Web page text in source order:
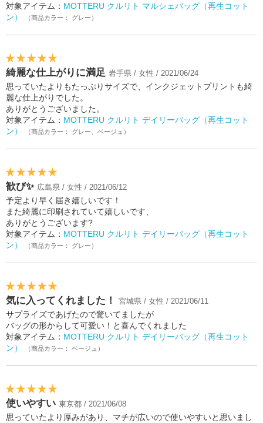
対象アイテム： MOTTERU クルリト マルシェバッグ（再生コット
ン）
（商品カラー： グレー）
綺麗な仕上がりに満足 岩手県 / 女性 / 2021/06/24
思っていたよりもたっぷりサイズで、インクジェットプリントも綺
麗な仕上がりでした。
ありがとうございました。
対象アイテム： MOTTERU クルリト デイリーバッグ（再生コット
ン）
（商品カラー： グレー、ベージュ）
歓び✨ 広島県 / 女性 / 2021/06/12
予定より早く届き嬉しいです！
また綺麗に印刷されていて嬉しいです、
ありがとうございます?
対象アイテム： MOTTERU クルリト デイリーバッグ（再生コット
ン）
（商品カラー： グレー）
気に入ってくれました！ 宮城県 / 女性 / 2021/06/11
サプライズであげたので驚いてましたが
バッグの形からして可愛い！と喜んでくれました
対象アイテム： MOTTERU クルリト デイリーバッグ（再生コット
ン）
（商品カラー： ベージュ）
使いやすい 東京都 / 2021/06/08
思っていたより厚みがあり、マチが広いので使いやすいと思いまし